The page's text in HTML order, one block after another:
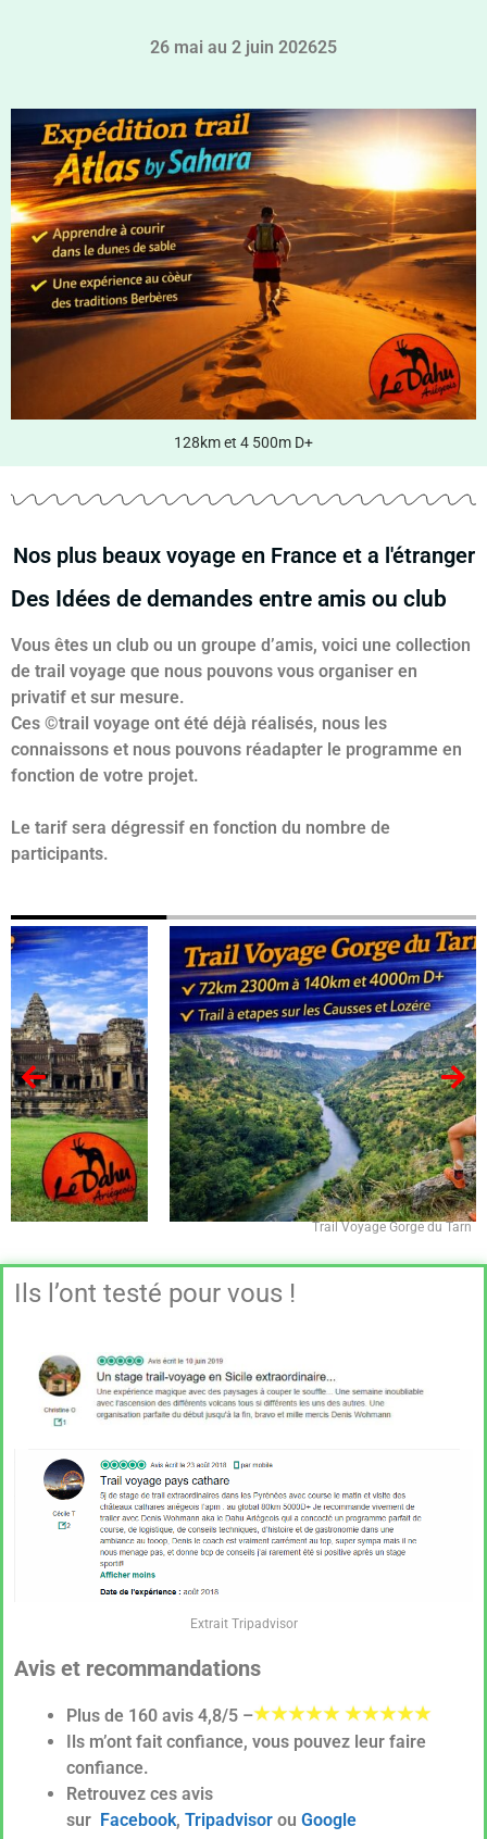
26 mai au 2 juin 202625
128km et 4 500m D+
Nos plus beaux voyage en France et a l'étranger
Des Idées de demandes entre amis ou club
Vous êtes un club ou un groupe d’amis, voici une collection
de trail voyage que nous pouvons vous organiser en
privatif et sur mesure.
Ces ©trail voyage ont été déjà réalisés, nous les
connaissons et nous pouvons réadapter le programme en
fonction de votre projet.
Le tarif sera dégressif en fonction du nombre de
participants.
Trail Voyage Gorge du Tarn
Ils l’ont testé pour vous !
Extrait Tripadvisor
Avis et recommandations
Plus de 160 avis 4,8/5 –
Ils m’ont fait confiance, vous pouvez leur faire
confiance.
Retrouvez ces avis
sur Facebook, Tripadvisor ou Google